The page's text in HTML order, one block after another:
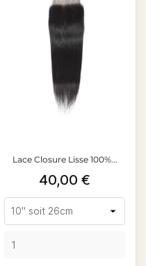
Lace Closure Lisse 100%...
Prix
40,00 €